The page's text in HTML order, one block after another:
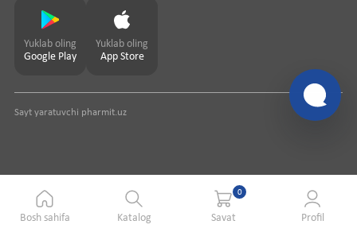
Yuklab oling
Google Play
Yuklab oling
App Store
Sayt yaratuvchi pharmit.uz
Bosh sahifa Katalog
0
Savat Profil